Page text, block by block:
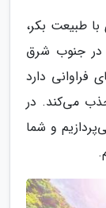
با طبیعت بکر،
در جنوب شرق
دارد
می‌کند. در
و شما